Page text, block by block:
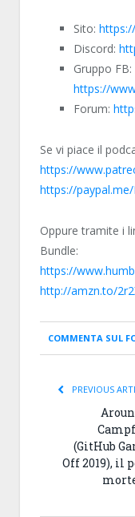
Sito:
Discord:
Gruppo FB:
https://
Forum:
Se vi piace il
https://
https://
Oppure tramite i
Bundle:
https://
http://amzn.to/
COMMENTA SUL
PREVIOUS
(GitHub
Off 2019), il